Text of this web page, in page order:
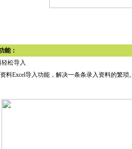
能：
松导入
料Excel导入功能，解决一条条录入资料的繁琐